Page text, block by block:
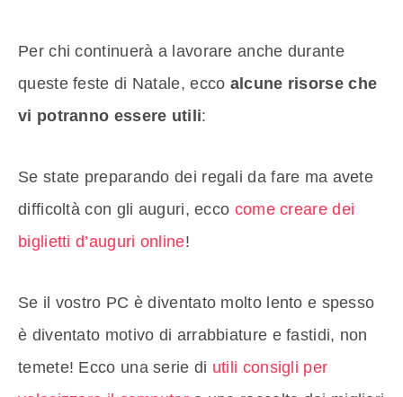
Per chi continuerà a lavorare anche durante
queste feste di Natale, ecco alcune risorse che
vi potranno essere utili:
Se state preparando dei regali da fare ma avete
difficoltà con gli auguri, ecco come creare dei
biglietti d’auguri online!
Se il vostro PC è diventato molto lento e spesso
è diventato motivo di arrabbiature e fastidi, non
temete! Ecco una serie di utili consigli per